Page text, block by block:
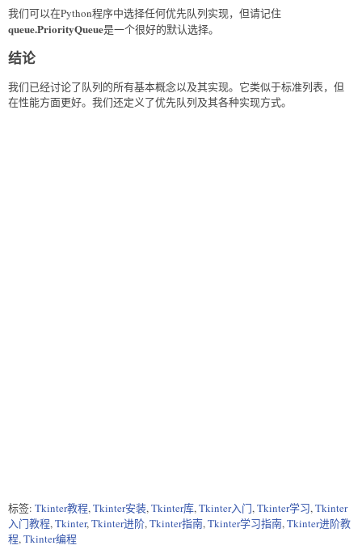
我们可以在Python程序中选择任何优先队列实现，但请记住
queue.PriorityQueue是一个很好的默认选择。
结论
我们已经讨论了队列的所有基本概念以及其实现。它类似于标准列表，但
在性能方面更好。我们还定义了优先队列及其各种实现方式。
标签: Tkinter教程,Tkinter安装,Tkinter库,Tkinter入门,Tkinter学习,Tkinter
入门教程,Tkinter,Tkinter进阶,Tkinter指南,Tkinter学习指南,Tkinter进阶教
程,Tkinter编程